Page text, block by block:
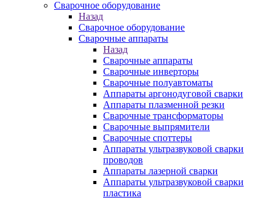
Сварочное оборудование
Назад
Сварочное оборудование
Сварочные аппараты
Назад
Сварочные аппараты
Сварочные инверторы
Сварочные полуавтоматы
Аппараты аргонодуговой сварки
Аппараты плазменной резки
Сварочные трансформаторы
Сварочные выпрямители
Сварочные споттеры
Аппараты ультразвуковой сварки
проводов
Аппараты лазерной сварки
Аппараты ультразвуковой сварки
пластика